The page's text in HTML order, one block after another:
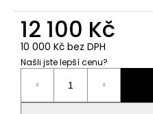
12 100 Kč
10 000 Kč bez DPH
Našli jste lepší cenu?
Měrná
cena:
u
č
u
e
e